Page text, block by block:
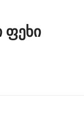
ფეხი